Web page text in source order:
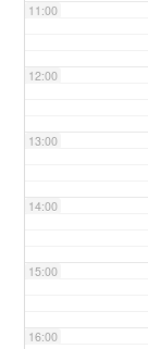
11:00
12:00
13:00
14:00
15:00
16:00